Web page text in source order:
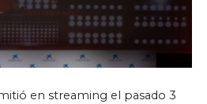
en streaming el pasado 3